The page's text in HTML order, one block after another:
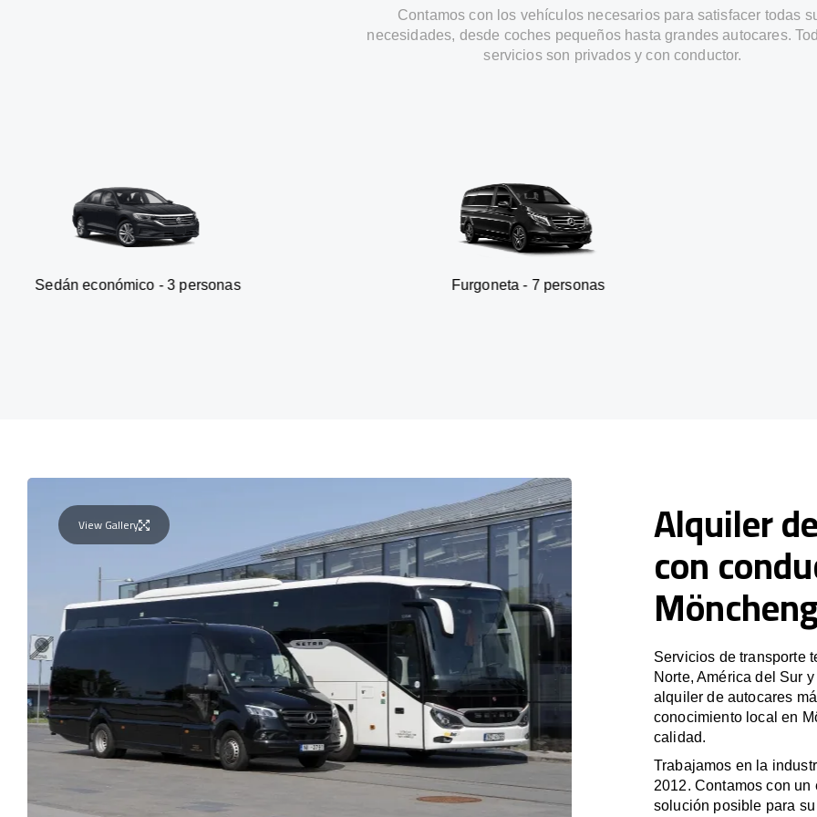
Contamos con los vehículos necesarios para satisfacer todas
necesidades, desde coches pequeños hasta grandes autocares.
servicios son privados y con conductor.
- 3 personas Furgoneta - 7 personas SUV -
View Gallery Alquiler
con
Servicios de transporte
Norte, América del Sur
alquiler de autocares
conocimiento local en
calidad.
Trabajamos en la
2012. Contamos con
solución posible para